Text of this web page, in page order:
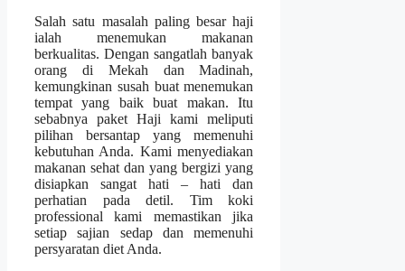
Salah satu masalah paling besar haji
ialah menemukan makanan
berkualitas. Dengan sangatlah banyak
orang di Mekah dan Madinah,
kemungkinan susah buat menemukan
tempat yang baik buat makan. Itu
sebabnya paket Haji kami meliputi
pilihan bersantap yang memenuhi
kebutuhan Anda. Kami menyediakan
makanan sehat dan yang bergizi yang
disiapkan sangat hati – hati dan
perhatian pada detil. Tim koki
professional kami memastikan jika
setiap sajian sedap dan memenuhi
persyaratan diet Anda.